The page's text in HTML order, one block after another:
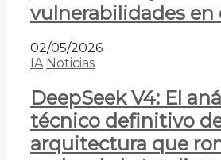
vulnerabilidades en
02/05/2026
IA Noticias
DeepSeek V4: El
técnico definitivo
arquitectura que